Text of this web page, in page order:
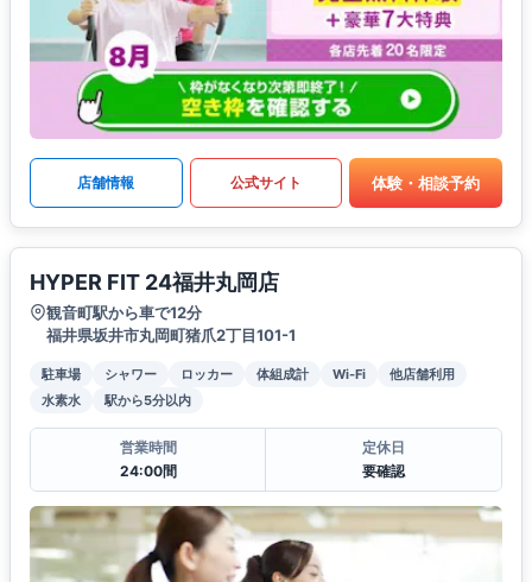
店舗情報 公式サイト 体験・相談予約
HYPER FIT 24福井丸岡店
観音町駅から車で12分
福井県坂井市丸岡町猪爪2丁目101-1
駐車場 シャワー ロッカー 体組成計 Wi-Fi
他店舗利用
水素水
駅から5分以内
営業時間
24:00間
定休日
要確認